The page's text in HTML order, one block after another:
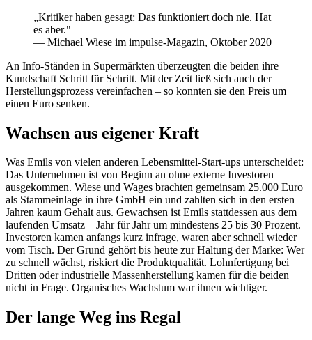
„Kritiker haben gesagt: Das funktioniert doch nie. Hat
es aber."
— Michael Wiese im impulse-Magazin, Oktober 2020
An Info-Ständen in Supermärkten überzeugten die beiden ihre
Kundschaft Schritt für Schritt. Mit der Zeit ließ sich auch der
Herstellungsprozess vereinfachen – so konnten sie den Preis um
einen Euro senken.
Wachsen aus eigener Kraft
Was Emils von vielen anderen Lebensmittel-Start-ups unterscheidet:
Das Unternehmen ist von Beginn an ohne externe Investoren
ausgekommen. Wiese und Wages brachten gemeinsam 25.000 Euro
als Stammeinlage in ihre GmbH ein und zahlten sich in den ersten
Jahren kaum Gehalt aus. Gewachsen ist Emils stattdessen aus dem
laufenden Umsatz – Jahr für Jahr um mindestens 25 bis 30 Prozent.
Investoren kamen anfangs kurz infrage, waren aber schnell wieder
vom Tisch. Der Grund gehört bis heute zur Haltung der Marke: Wer
zu schnell wächst, riskiert die Produktqualität. Lohnfertigung bei
Dritten oder industrielle Massenherstellung kamen für die beiden
nicht in Frage. Organisches Wachstum war ihnen wichtiger.
Der lange Weg ins Regal